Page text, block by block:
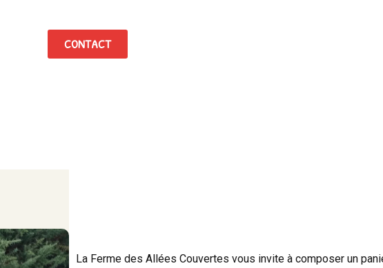
CONTACT
La Ferme des Allées Couvertes vous invite à composer un